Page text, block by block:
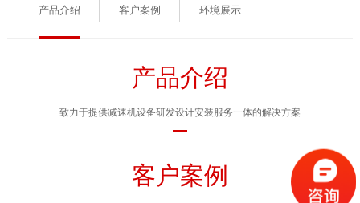
产品介绍 客户案例 环境展示
产品介绍
致力于提供减速机设备研发设计安装服务一体的解决方案
客户案例